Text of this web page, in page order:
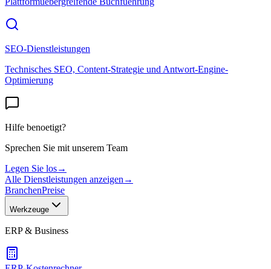
SEO-Dienstleistungen
Technisches SEO, Content-Strategie und Antwort-Engine-
Optimierung
Hilfe benoetigt?
Sprechen Sie mit unserem Team
Legen Sie los→
Alle Dienstleistungen anzeigen →
BranchenPreise
Werkzeuge
ERP & Business